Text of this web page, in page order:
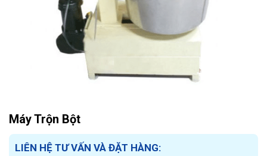
Máy Trộn Bột
LIÊN HỆ TƯ VẤN VÀ ĐẶT HÀNG: